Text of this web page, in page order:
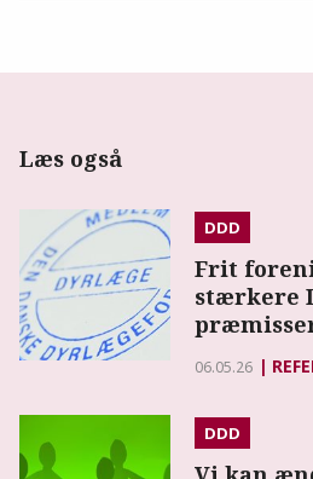
Læs også
DDD
Frit
stærkere
06.05.26
DDD